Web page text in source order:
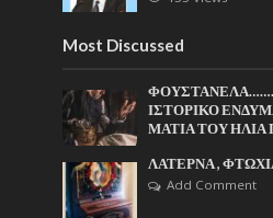
Most Discussed
ΙΣΤΟΡΙΚΟ
ΜΑΤΙΑ ΤΟΥ ΗΛΙΑ
ΛΑΤΕΡΝΑ ,
Add Comment